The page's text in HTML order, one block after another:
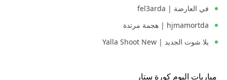
في العارضة | fel3arda
hjmamortda | هجمة مرتدة
يلا شوت الجديد | Yalla Shoot New
مباريات اليوم كورة ستار